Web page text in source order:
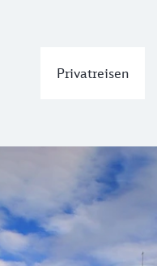
Privatreisen
In Nahverkehrszügen